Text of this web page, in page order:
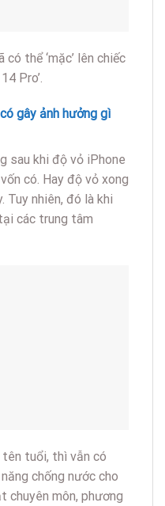
thể ‘mặc’ lên chiếc
Pro’.
gây ảnh hưởng gì
sau khi độ vỏ iPhone
có. Hay độ vỏ xong
Tuy nhiên, đó là khi
các trung tâm
tên tuổi, thì vẫn có
chống nước cho
chuyên môn, phương